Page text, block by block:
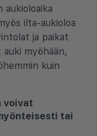
aukioloaika
ilta-aukioloa
ja paikat
myöhään,
kuin
voivat
tai